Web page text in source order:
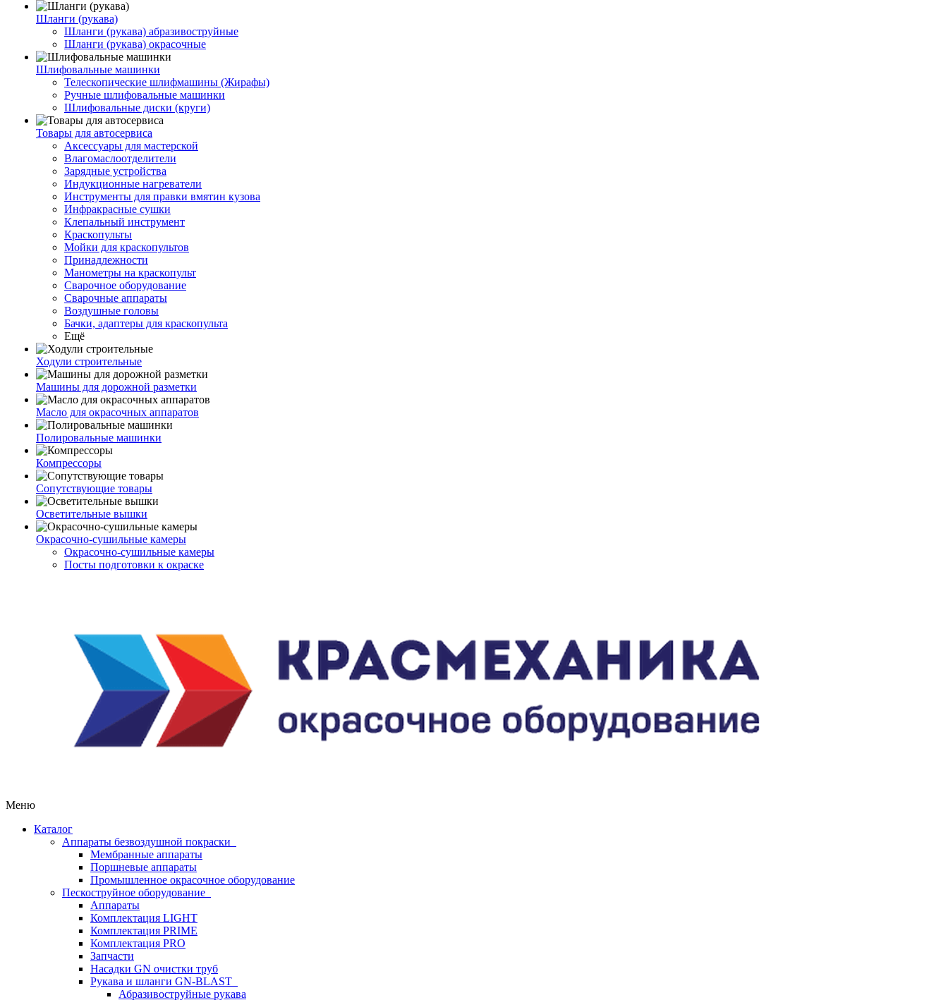
Шланги (рукава)
Шланги (рукава) абразивоструйные
Шланги (рукава) окрасочные
Шлифовальные машинки
Телескопические шлифмашины (Жирафы)
Ручные шлифовальные машинки
Шлифовальные диски (круги)
Товары для автосервиса
Аксессуары для мастерской
Влагомаслоотделители
Зарядные устройства
Индукционные нагреватели
Инструменты для правки вмятин кузова
Инфракрасные сушки
Клепальный инструмент
Краскопульты
Мойки для краскопультов
Принадлежности
Манометры на краскопульт
Сварочное оборудование
Сварочные аппараты
Воздушные головы
Бачки, адаптеры для краскопульта
Ещё
Ходули строительные
Машины для дорожной разметки
Масло для окрасочных аппаратов
Полировальные машинки
Компрессоры
Сопутствующие товары
Осветительные вышки
Окрасочно-сушильные камеры
Окрасочно-сушильные камеры
Посты подготовки к окраске
Меню
Каталог
Аппараты безвоздушной покраски
Мембранные аппараты
Поршневые аппараты
Промышленное окрасочное оборудование
Пескоструйное оборудование
Аппараты
Комплектация LIGHT
Комплектация PRIME
Комплектация PRO
Запчасти
Насадки GN очистки труб
Рукава и шланги GN-BLAST
Абразивоструйные рукава